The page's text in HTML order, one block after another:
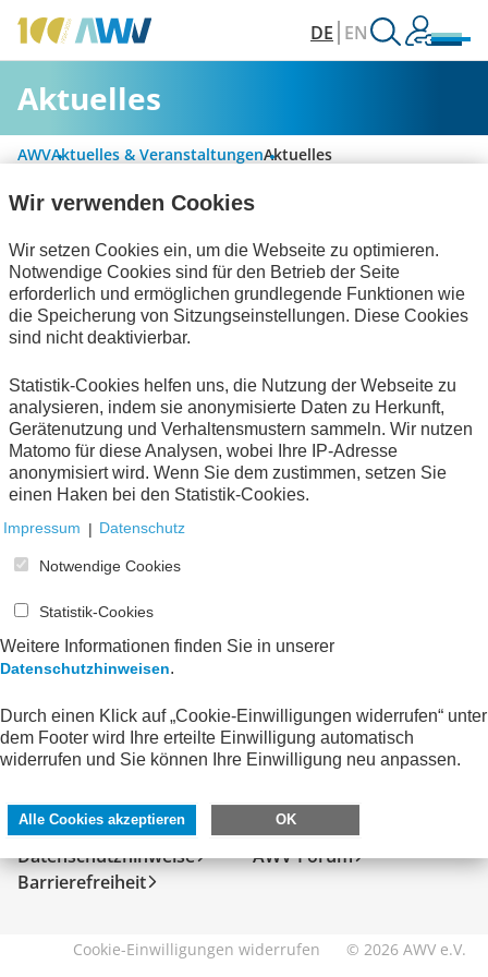
DE EN
Aktuelles
AWVAktuelles & VeranstaltungenAktuelles
Alle Kategorien
Digitalisierung & Modernisierung
Handel und elektronische Kommunikation
zum Verein
Keine Nachrichten verfügbar.
SERVICE
Kontakt
Impressum
Datenschutzhinweise
Barrierefreiheit
DIREKT ZU
FeRD
eXTra
AWV-Forum
Cookie-Einwilligungen widerrufen © 2026 AWV e.V.
Wir verwenden Cookies
Wir setzen Cookies ein, um die Webseite zu optimieren.
Notwendige Cookies sind für den Betrieb der Seite
erforderlich und ermöglichen grundlegende Funktionen wie
die Speicherung von Sitzungseinstellungen. Diese Cookies
sind nicht deaktivierbar.
Statistik-Cookies helfen uns, die Nutzung der Webseite zu
analysieren, indem sie anonymisierte Daten zu Herkunft,
Gerätenutzung und Verhaltensmustern sammeln. Wir nutzen
Matomo für diese Analysen, wobei Ihre IP-Adresse
anonymisiert wird. Wenn Sie dem zustimmen, setzen Sie
einen Haken bei den Statistik-Cookies.
Impressum | Datenschutz
Notwendige Cookies
Statistik-Cookies
Weitere Informationen finden Sie in unserer
Datenschutzhinweisen.
Durch einen Klick auf „Cookie-Einwilligungen widerrufen“ unter
dem Footer wird Ihre erteilte Einwilligung automatisch
widerrufen und Sie können Ihre Einwilligung neu anpassen.
Alle Cookies akzeptieren OK